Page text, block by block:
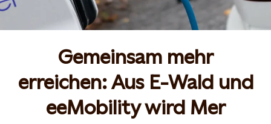
Gemeinsam mehr
erreichen: Aus E-Wald und
eeMobility wird Mer